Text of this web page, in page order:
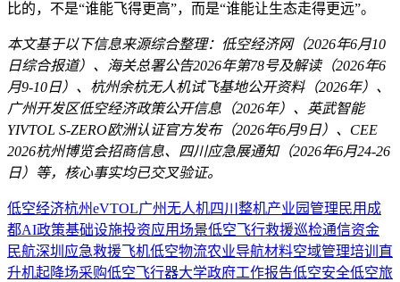
比的，不是“谁能飞得更高”，而是“谁能让生态走得更远”。
本文基于以下信息来源综合整理：低空经济网（2026年6月10
日综合报道）、海关总署公告2026年第78号及解读（2026年6
月9-10日）、杭州余杭无人机试飞基地公开资料（2026年）、
广州开发区低空经济政策公开信息（2026年）、英武智能
YIVTOL S-ZERO欧洲认证官方发布（2026年6月9日）、CEE
2026杭州博览会招商信息、四川应急展通知（2026年6月24-26
日）等，核心事实均已交叉验证。
低空经济杭州eVTOL广州无人机四川 整机产业园 管理 民用 成
都AI政策基础设施投资应用场景低空飞行救援巡检通信资金
民航深圳 应急救援飞机低空物流农业导航材料空域管理培训 直
升机起降场采购低空飞行器大学政府工作报告低空安全低空旅